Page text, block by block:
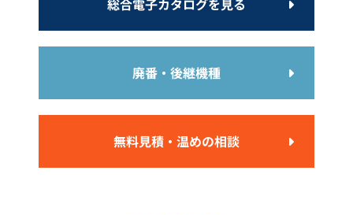
総合電子カタログを見る
廃番・後継機種
無料見積・温めの相談